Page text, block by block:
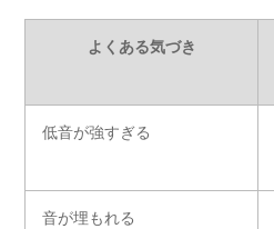
よくある気づき
低音が強すぎる
音が埋もれる